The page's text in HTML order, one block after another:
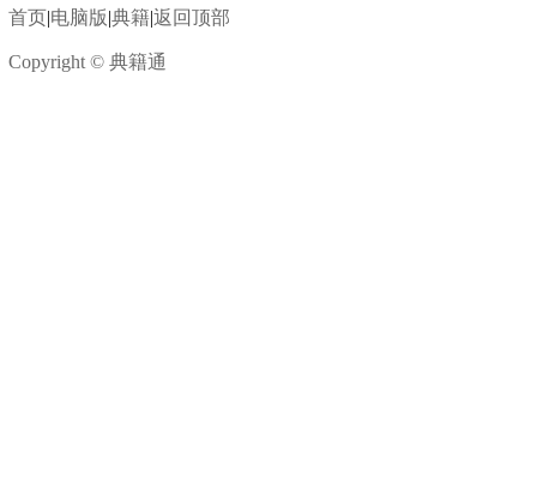
首页|电脑版|典籍|返回顶部
Copyright © 典籍通